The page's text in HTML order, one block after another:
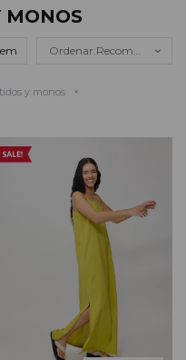
MONOS
Recomendados
y monos